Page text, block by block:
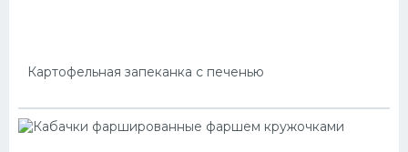
Картофельная запеканка с печенью